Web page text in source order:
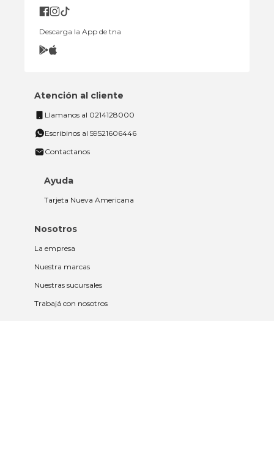
Descarga la App de tna
Atención al cliente
Llamanos al 0214128000
Escribinos al 59521606446
Contactanos
Ayuda
Tarjeta Nueva Americana
Nosotros
La empresa
Nuestra marcas
Nuestras sucursales
Trabajá con nosotros